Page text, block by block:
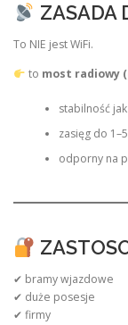
ZASADA
To NIE jest WiFi.
to most radiowy
stabilność
zasięg do
odporny na
✔ bramy wjazdowe
✔ duże posesje
✔ firmy